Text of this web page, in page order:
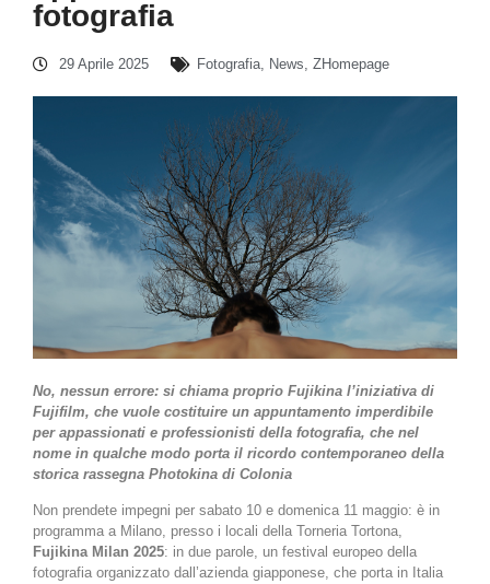
fotografia
29 Aprile 2025 Fotografia, News, ZHomepage
No, nessun errore: si chiama proprio Fujikina l’iniziativa di
Fujifilm, che vuole costituire un appuntamento imperdibile
per appassionati e professionisti della fotografia, che nel
nome in qualche modo porta il ricordo contemporaneo della
storica rassegna Photokina di Colonia
Non prendete impegni per sabato 10 e domenica 11 maggio: è in
programma a Milano, presso i locali della Torneria Tortona,
Fujikina Milan 2025: in due parole, un festival europeo della
fotografia organizzato dall’azienda giapponese, che porta in Italia